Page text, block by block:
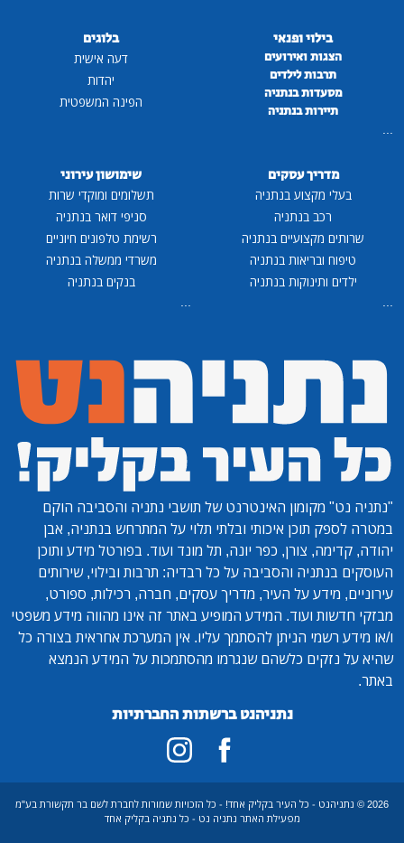
בילוי ופנאי
הצגות ואירועים
תרבות לילדים
מסעדות בנתניה
תיירות בנתניה
בלוגים
דעה אישית
יהדות
הפינה המשפטית
מדריך עסקים
בעלי מקצוע בנתניה
רכב בנתניה
שרותים מקצועיים בנתניה
טיפוח ובריאות בנתניה
ילדים ותינוקות בנתניה
שימושון עירוני
תשלומים ומוקדי שרות
סניפי דואר בנתניה
רשימת טלפונים חיוניים
משרדי ממשלה בנתניה
בנקים בנתניה
"נתניה נט" מקומון האינטרנט של תושבי נתניה והסביבה הוקם
במטרה לספק תוכן איכותי ובלתי תלוי על המתרחש בנתניה, אבן
יהודה, קדימה, צורן, כפר יונה, תל מונד ועוד. בפורטל מידע ותוכן
העוסקים בנתניה והסביבה על כל רבדיה: תרבות ובילוי, שירותים
עירוניים, מידע על העיר, מדריך עסקים, חברה, רכילות, ספורט,
מבזקי חדשות ועוד. המידע המופיע באתר זה אינו מהווה מידע משפטי
ו/או מידע רשמי הניתן להסתמך עליו. אין המערכת אחראית בצורה כל
שהיא על נזקים כלשהם שנגרמו מהסתמכות על המידע הנמצא
באתר.
נתניהנט ברשתות החברתיות
2026 © נתניהנט - כל העיר בקליק אחד! - כל הזכויות שמורות לחברת לשם בר תקשורת בע"מ
מפעילת האתר נתניה נט - כל נתניה בקליק אחד